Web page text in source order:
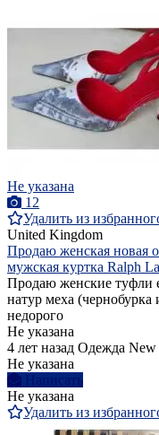
Не указана
12
Удалить из
United Kingdom
Продаю женская новая
мужская куртка Ralph
Продаю женские туфли
натур меха
недорого
Не указана
4 лет назад Одежда New
Не указана
Написать
Не указана
Удалить из